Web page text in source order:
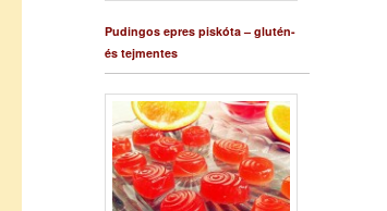
Pudingos epres piskóta – glutén-
és tejmentes